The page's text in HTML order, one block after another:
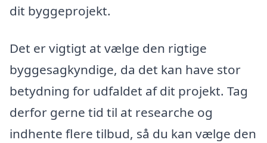
dit byggeprojekt.
Det er vigtigt at vælge den rigtige
byggesagkyndige, da det kan have stor
betydning for udfaldet af dit projekt. Tag
derfor gerne tid til at researche og
indhente flere tilbud, så du kan vælge den